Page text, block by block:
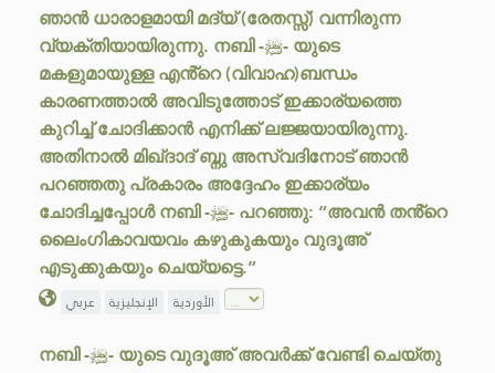
ഞാൻ ധാരാളമായി മദ്‌യ് (രേതസ്സ്) വന്നിരുന്ന
വ്യക്തിയായിരുന്നു. നബി -ﷺ- യുടെ
മകളുമായുള്ള എൻ്റെ (വിവാഹ)ബന്ധം
കാരണത്താൽ അവിടുത്തോട് ഇക്കാര്യത്തെ
കുറിച്ച് ചോദിക്കാൻ എനിക്ക് ലജ്ജയായിരുന്നു.
അതിനാൽ മിഖ്ദാദ് ബ്നു അസ്‌വദിനോട് ഞാൻ
പറഞ്ഞതു പ്രകാരം അദ്ദേഹം ഇക്കാര്യം
ചോദിച്ചപ്പോൾ നബി -ﷺ- പറഞ്ഞു: “അവൻ തൻ്റെ
ലൈംഗികാവയവം കഴുകുകയും വുദൂഅ്
എടുക്കുകയും ചെയ്യട്ടെ.”
عربي الإنجليزية الأوردية
നബി -ﷺ- യുടെ വുദൂഅ് അവർക്ക് വേണ്ടി ചെയ്തു